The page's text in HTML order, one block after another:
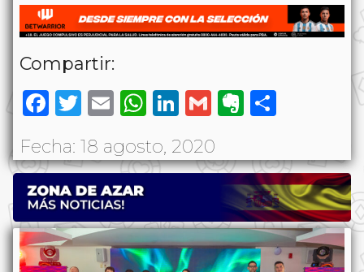
Compartir:
Facebook
Twitter
EmailWhatsApp
LinkedIn
GmailEvernote
Fecha: 18 agosto, 2020